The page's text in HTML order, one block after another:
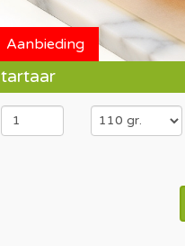
Aanbieding
tartaar